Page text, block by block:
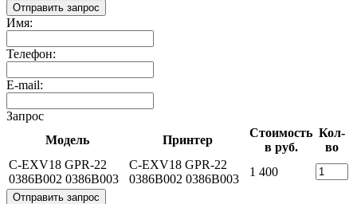
Отправить запрос
Имя:
Телефон:
E-mail:
Запрос
Модель
Принтер
Стоимость
в руб.
Кол-
во
C-EXV18 GPR-22
0386B002 0386B003
C-EXV18 GPR-22
0386B002 0386B003
1 400
Отправить запрос